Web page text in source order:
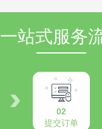
一站式服务
02
提交订单